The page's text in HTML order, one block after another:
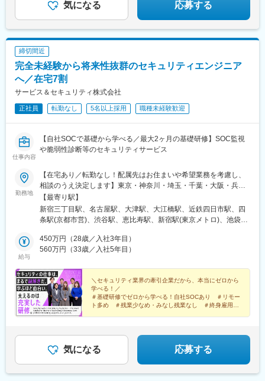
通駅、伏見駅(愛知県)、丸の内駅(愛知県)、栄駅(愛知県)、今池駅
県)、南草津駅、栗東駅、京都駅、烏丸駅、丹波口駅、伏見駅(京都
府)、桂川駅(京都府)、祇園四条駅、長岡京駅、大阪駅、大河原駅
(京都府)、大阪梅田駅(阪急線)、梅田駅(地下鉄)、天神橋筋六丁目
駅、北新地駅、西梅田駅、中之島駅、中津駅(地下鉄)、淀屋橋駅、
北浜駅(大阪府)、大阪難波駅、心斎橋駅、長堀橋駅、谷町四丁目
駅(阪神線)、天王寺駅、大阪上本町駅、大正駅(大阪府)、西長堀
海道本線)、北千里駅、河内松原駅、守口市駅、堺東駅、高槻駅、
茨木駅、茨木市駅、明石駅、尼崎駅(東海道本線)、西宮駅(ＪＲ
駅(大阪環状線)、弁天町駅、寺田町駅、桃谷駅、鶴橋駅、玉造駅、
森ノ宮駅、大阪城公園駅、桜ノ宮駅、天満駅、守口駅、太子橋今
市駅、千林大宮駅、関目高殿駅、野江内代駅、都島駅、南森町
駅、天満橋駅、谷町六丁目駅、谷町九丁目駅、四天王寺前夕陽ケ
丘駅、阿倍野駅(地下鉄)、田辺駅(大阪府)、駒川中野駅、平野駅(関
国駅、西中島南方駅、中津駅(大阪府・阪急線)、大国町駅、動物園
前駅、昭和町駅(大阪府)、西田辺駅、長居駅(阪和線)、あびこ駅、
駅、大阪ビジネスパーク駅、蒲生四丁目駅、今福鶴見駅、横堤
駅、鶴見緑地駅、コスモスクエア駅、大阪港駅、九条駅(大阪府)、
阿波座駅、緑橋駅、深江橋駅、高井田駅(地下鉄)、長田駅(大阪
府)、今里駅(地下鉄)、新深江駅、小路駅、北巽駅、南巽駅、井高
野駅、瑞光四丁目駅、だいどう豊里駅、清水駅(大阪府)、新森古市
大阪天満宮駅、新福島駅、海老江駅、御幣島駅、加島駅、淀川
駅、姫島駅、千船駅、樟葉駅、牧野駅(大阪府)、御殿山駅、枚方市
駅、光善寺駅、香里園駅、寝屋川市駅、萱島駅、大和田駅(大阪
府)、古川橋駅、土居駅(大阪府)、滝井駅、千林駅、森小路駅、関
気になる 応募する
締切間近
完全未経験から将来性抜群のセキュリティエンジニア
へ／在宅7割
サービス＆セキュリティ株式会社
正社員 転勤なし 5名以上採用 職種未経験歓迎
仕事内容
【自社SOCで基礎から学べる／最大2ヶ月の基礎研修】SOC監視
や脆弱性診断等のセキュリティサービス
勤務地
【在宅あり／転勤なし！配属先はお住まいや希望業務を考慮し、
相談のうえ決定します】東京・神奈川・埼玉・千葉・大阪・兵
庫・京都・滋賀・愛知・岐阜・三重・福井の各プロジェクト先※リ
モートワーク（在宅勤務）が全体の7割。フルリモート案件もあり
ます。※U・Ｉターン歓迎！引っ越し費用は全額負担します。※転
り）！【プロジェクトエリア】■本社・東京支社／東京都渋谷区千
駄ヶ谷5丁目31番11号 住友不動産新宿南口ビル 16階⇒東京23区
7 中之島セントラルタワー24階⇒大阪を中心に兵庫（神戸市）■京
都支社／京都市中京区烏丸通四条上ル笋町688 第15長谷ビル4階
⇒京都■大津支社／滋賀県大津市末広町1-1 日本生命大津ビル6階
⇒滋賀■名古屋支社／愛知県名古屋市中村区名駅2-38-2 オーキッ
ドビル2階⇒名古屋市内を中心とした愛知・岐阜・福井（福井市）
⇒三重（四日市）
【最寄り駅】
新宿三丁目駅、名古屋駅、大津駅、大江橋駅、近鉄四日市駅、四
条駅(京都市営)、渋谷駅、恵比寿駅、新宿駅(東京メトロ)、池袋
イド駅、天王洲アイル駅、大崎駅、内幸町駅、大手町駅(東京都)、
御茶ノ水駅、麹町駅、半蔵門駅、市ケ谷駅、東京駅、秋葉原駅、
駅、東銀座駅、京橋駅(東京都)、中野新橋駅、中野駅(東京都)、護
国寺駅、上野駅、門前仲町駅、木場駅(東京都)、豊洲駅、東京テレ
ポート駅、西日暮里駅、板橋区役所前駅、多摩センター駅、京王
永山駅、八王子駅、国領駅、府中駅(東京都)、三鷹駅、横浜駅、み
なとみらい駅、桜木町駅、関内駅、鶴見駅、保土ケ谷駅、川崎
ニュータウン中央駅、大曽根駅、岩塚駅、金山駅(愛知県)、久屋大
通駅、伏見駅(愛知県)、丸の内駅(愛知県)、栄駅(愛知県)、今池駅
給与
450万円（28歳／入社3年目）
560万円（33歳／入社5年目）
＼セキュリティ業界の牽引企業だから、本当にゼロから
学べる！／
＃基礎研修でゼロから学べる！自社SOCあり ＃リモー
ト多め ＃残業少なめ・みなし残業なし ＃終身雇用レ
気になる 応募する